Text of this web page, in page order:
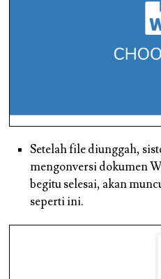
Setelah file diunggah,
mengonversi dokumen
begitu selesai, akan
seperti ini.